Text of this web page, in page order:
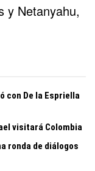
y Netanyahu,
con De la Espriella
visitará Colombia
ronda de diálogos